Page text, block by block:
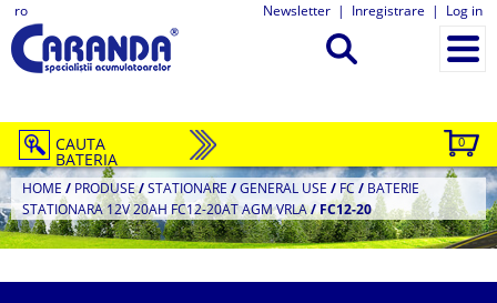
ro Newsletter | Inregistrare | Log in
0
CAUTA
BATERIA
HOME / PRODUSE/STATIONARE /GENERAL USE / FC / BATERIE
STATIONARA 12V 20AH FC12-20AT AGM VRLA/FC12-20